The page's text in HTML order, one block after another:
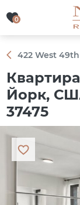
0
0
422 West
Йорк,
37475